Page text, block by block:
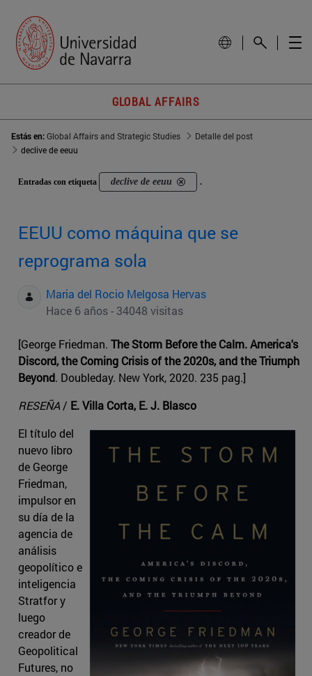
GLOBAL AFFAIRS
Estás en:Global Affairs and Strategic Studies
Detalle del post
declive de eeuu
Entradas con etiqueta declive de eeuu .
EEUU como máquina que se
reprograma sola
Maria del Rocio Melgosa Hervas
Hace 6 años - 34048 visitas
[George Friedman. The Storm Before the Calm. America's
Discord, the Coming Crisis of the 2020s, and the Triumph
Beyond. Doubleday. New York, 2020. 235 pag.]
RESEÑA/ E. Villa Corta, E. J. Blasco
El título del
nuevo libro
de George
Friedman,
impulsor en
su día de la
agencia de
análisis
geopolítico e
inteligencia
Stratfor y
luego
creador de
Geopolitical
Futures, no